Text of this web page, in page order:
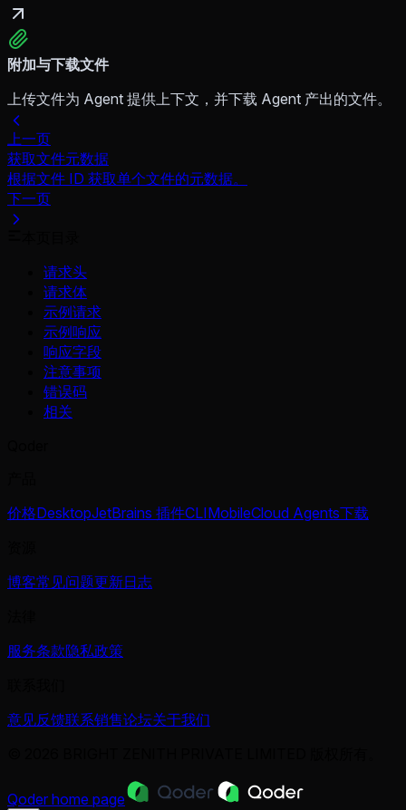
附加与下载文件
上传文件为 Agent 提供上下文，并下载 Agent 产出的文件。
上一页
获取文件元数据
根据文件 ID 获取单个文件的元数据。
下一页
请求头
请求体
示例请求
示例响应
响应字段
注意事项
错误码
相关
价格DesktopJetBrains 插件CLIMobileCloud Agents下载
博客常见问题更新日志
服务条款隐私政策
意见反馈联系销售论坛关于我们
Qoder home page